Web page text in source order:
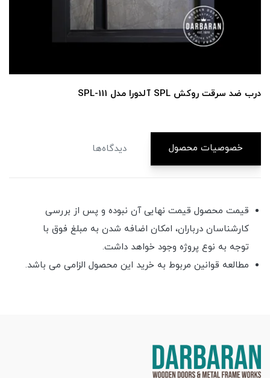
درب ضد سرقت روکش SPL آلدورا مدل SPL-111
خصوصیات محصول دیدگاه‌ها
قیمت محصول قیمت نهایی آن نبوده و پس از بررسی
کارشناسان درباران، امکان اضافه شدن به مبلغ فوق با
توجه به نوع پروژه وجود خواهد داشت.
مطالعه قوانین مربوط به خرید این محصول الزامی می باشد.